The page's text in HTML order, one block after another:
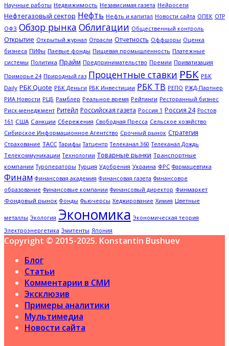
Научные работы Недвижимость Независимая газета Нейросети
Нефтегазовый сектор Нефть Нефть и капитал Новости сайта ОПЕК ОТР
ОФЗ Обзор рынка Облигации Общественный контроль
Открытие Открытый журнал Отрасли Отчетность Оффшоры Оценка
бизнеса ПИФы Паевые фонды Пищевая промышленность Платежные
системы Политика Прайм Предпринимательство Премии Приватизация
Приморье 24 Природный газ Процентные ставки РБК РБК
Daily РБК Quote РБК Деньги РБК Инвестиции РБК ТВ РЕПО РЖД-Партнер
РИА Новости РЦБ Рамблер Реальное время Рейтинги Ресторанный бизнес
Риск-менеджмент Ритейл Российская газета Россия 1 Россия 24 Ростов
161 США Санкции Сбережения Свободная Пресса Сельское хозяйство
Сибирское Информационное Агентство Срочный рынок Стратегия
Страхование ТАСС Тарифы Татцентр Телеканал 360 Телеканал Дождь
Телекоммуникации Технологии Товарные рынки Транспортные
компании Туроператоры Турция Удобрения Украина ФРС Фармацевтика
Финам Финансовая академия Финансовая газета Финансовое
образование Финансовые компании Финансовый директор Финмаркет
Фондовый рынок Фонды Фьючерсы Хеджирование Химия Цветные
металлы Экология Экономика Экономическая теория
Электроэнергетика Эмитенты Япония
Copyright © 2015-2025. Konstantin Bushuev
Блог
Статьи
Комментарии в СМИ
Эксклюзив
Примеры аналитики
Мультимедиа
Новости сайта